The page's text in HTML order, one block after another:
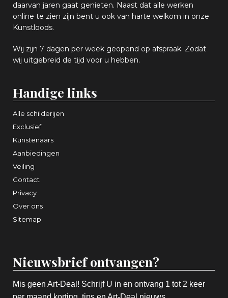
daarvan jaren gaat genieten. Naast dat alle werken
online te zien zijn bent u ook van harte welkom in onze
Kunstloods.
Wij zijn 7 dagen per week geopend op afspraak. Zodat
wij uitgebreid de tijd voor u hebben.
Handige links
Alle schilderijen
Exclusief
Kunstenaars
Aanbiedingen
Veiling
Contact
Privacy
Over ons
Sitemap
Nieuwsbrief ontvangen?
Mis geen Art-Deal! Schrijf U in en ontvang 1 tot 2 keer